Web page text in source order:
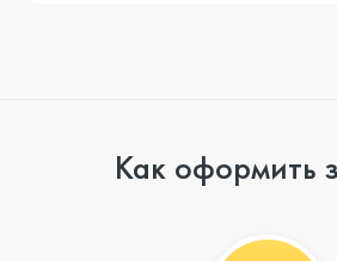
Как оформить